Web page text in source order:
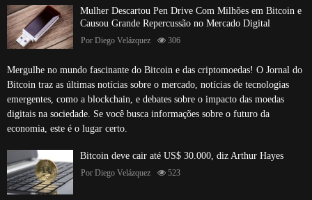
Mulher Descartou Pen Drive Com Milhões em Bitcoin e
Causou Grande Repercussão no Mercado Digital
Por Diego Velázquez 306
Mergulhe no mundo fascinante do Bitcoin e das criptomoedas! O Jornal do
Bitcoin traz as últimas notícias sobre o mercado, notícias de tecnologias
emergentes, como a blockchain, e debates sobre o impacto das moedas
digitais na sociedade. Se você busca informações sobre o futuro da
economia, este é o lugar certo.
Bitcoin deve cair até US$ 30.000, diz Arthur Hayes
Por Diego Velázquez 523